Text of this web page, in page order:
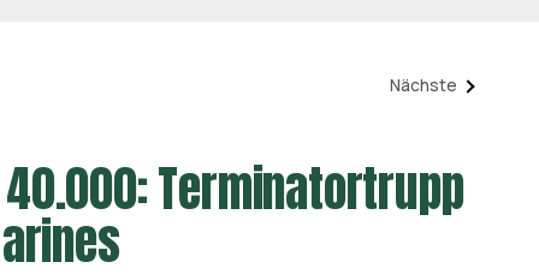
Nächste
Terminatortrupp